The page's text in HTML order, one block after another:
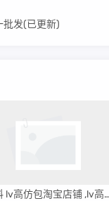
批发(已更新)
爆料 lv高仿包淘宝店铺 ,lv高仿货源